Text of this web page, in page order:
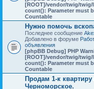
[ROOT]/vendor/twig/
count(): Parameter must
Countable
Нужно помочь
Последнее сообщение
Добавлено в форуме
объявления
[phpBB Debug] PHP
[ROOT]/vendor/twig/
count(): Parameter must
Countable
Продам 1-к
Черноморское.